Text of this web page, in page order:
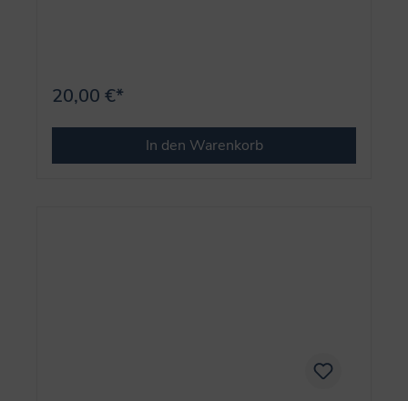
20,00 €*
In den Warenkorb